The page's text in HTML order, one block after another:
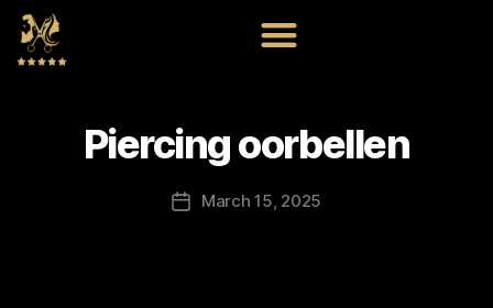
Piercing oorbellen
March 15, 2025